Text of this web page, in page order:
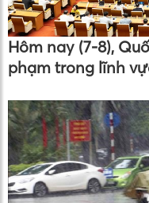
Hôm nay (7-8),
phạm trong lĩnh